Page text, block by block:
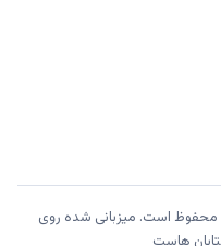
ارز محفوظ است. میزبانی شده روی
هاست